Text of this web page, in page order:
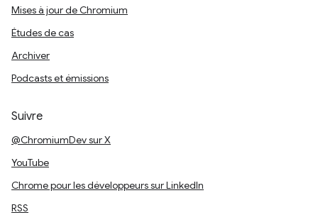
Mises à jour de Chromium
Études de cas
Archiver
Podcasts et émissions
Suivre
@ChromiumDev sur X
YouTube
Chrome pour les développeurs sur LinkedIn
RSS